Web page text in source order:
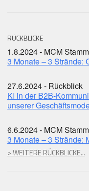
RÜCKBLICKE
1.8.2024 - MCM
3 Monate – 3 Strände:
27.6.2024 - Rückblick
KI in der B2B-
unserer
6.6.2024 - MCM
3 Monate – 3 Strände:
> WEITERE RÜCKBLICKE...